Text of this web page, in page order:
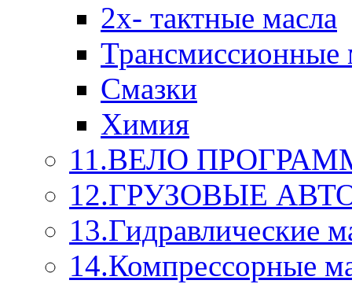
2х- тактные масла
Трансмиссионные
Смазки
Химия
11.ВЕЛО
12.ГРУЗОВЫЕ
13.Гидравлические
14.Компрессорные